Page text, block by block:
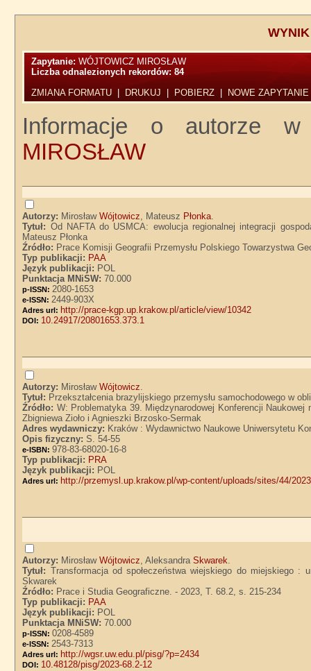
Zapytanie:WÓJTOWICZ MIROSŁAW
Liczba odnalezionych rekordów:84
ZMIANA FORMATU
DRUKUJ POBIERZ NOWE ZAPYTANIE
Informacje o autorze
MIROSŁAW
Autorzy: MirosławWójtowicz, Mateusz Płonka.
Tytuł: Od NAFTA do USMCA: ewolucja regionalnej integracji
Mateusz Płonka
Źródło: Prace Komisji Geografii Przemysłu Polskiego Towarzystwa
Typ publikacji: PAA
Język publikacji: POL
Punktacja MNiSW:70.000
p-ISSN: 2080-1653
e-ISSN: 2449-903X
Adres url: http://prace-kgp.up.krakow.pl/article/view/10342
DOI: 10.24917/20801653.373.1
Autorzy: MirosławWójtowicz.
Tytuł: Przekształcenia brazylijskiego przemysłu samochodowego w
Źródło: W: Problematyka 39. Międzynarodowej Konferencji
Zbigniewa Zioło i Agnieszki Brzosko-Sermak
Adres wydawniczy: Kraków : Wydawnictwo Naukowe Uniwersytetu
Opis fizyczny:S. 54-55
e-ISBN:978-83-68020-16-8
Typ publikacji: PRA
Język publikacji: POL
Adres url: http://przemysl.up.krakow.pl/wp-content/uploads/sites/44/
Autorzy: MirosławWójtowicz, AleksandraSkwarek.
Tytuł: Transformacja od społeczeństwa wiejskiego do miejskiego
Skwarek
Źródło: Prace i Studia Geograficzne. - 2023, T. 68.2, s. 215-234
Typ publikacji: PAA
Język publikacji: POL
Punktacja MNiSW:70.000
p-ISSN:0208-4589
e-ISSN: 2543-7313
Adres url: http://wgsr.uw.edu.pl/pisg/?p=2434
DOI: 10.48128/pisg/2023-68.2-12